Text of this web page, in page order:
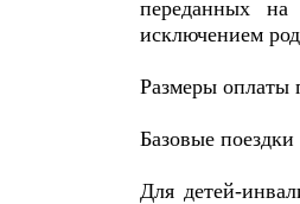
переданных
исключением
Размеры оплаты
Базовые
Для детей-